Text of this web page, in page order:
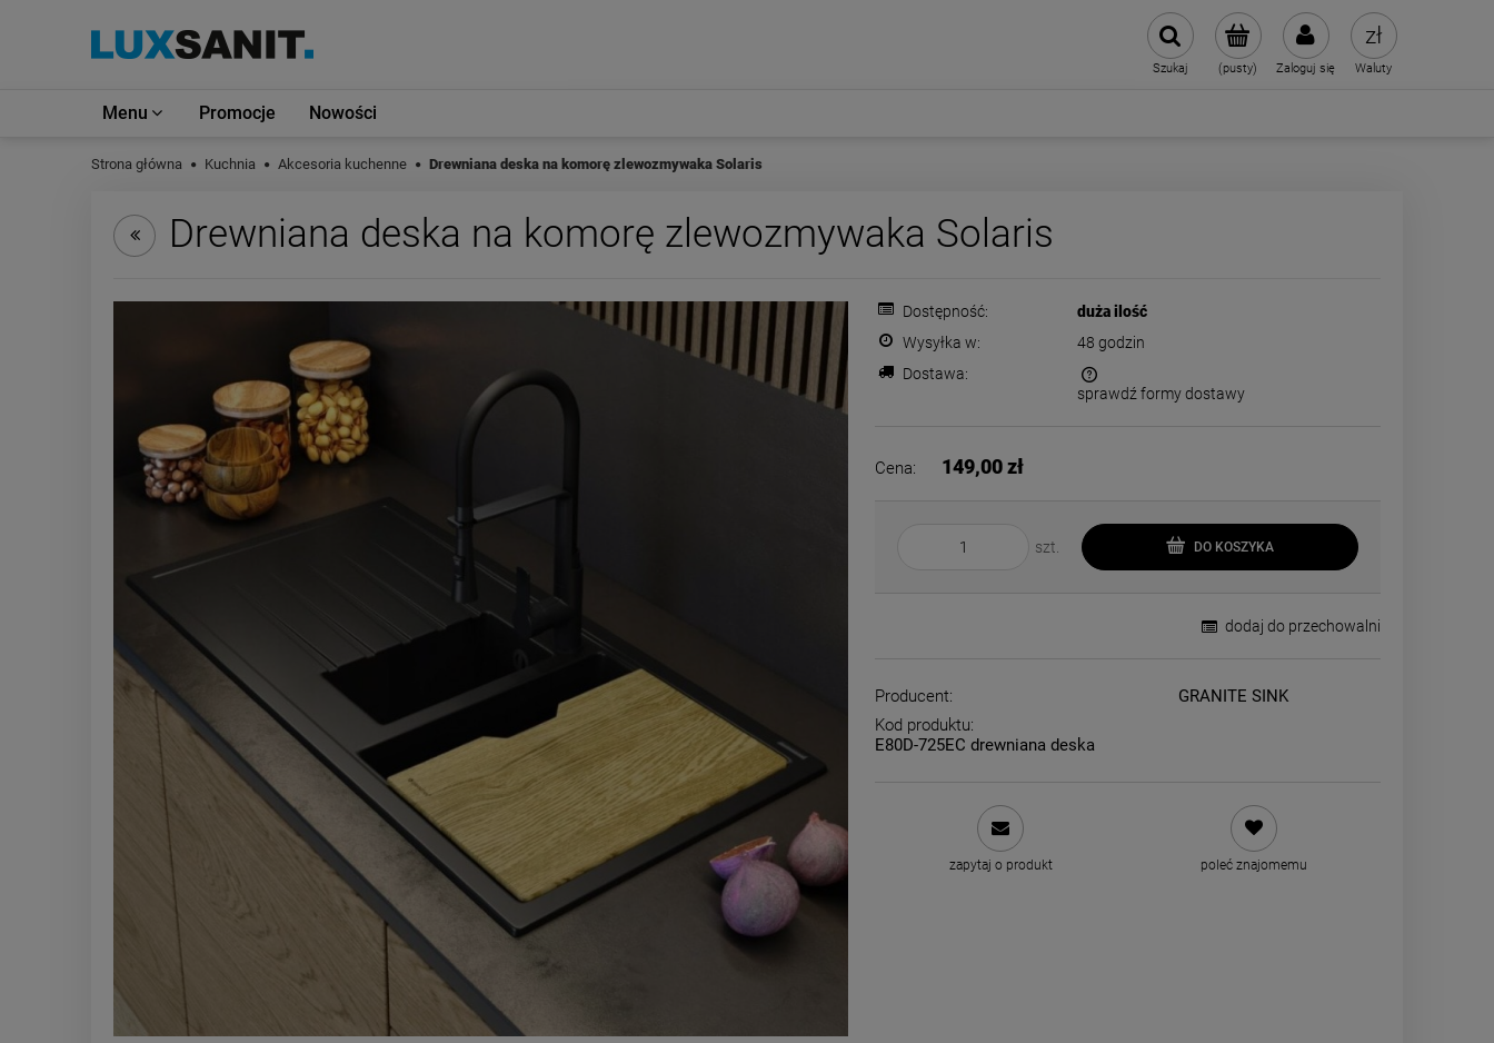
(pusty) Zaloguj się
Szukaj Waluty
Menu Promocje Nowości
Strona główna Kuchnia Akcesoria kuchenne Drewniana deska na komorę zlewozmywaka Solaris
Drewniana deska na komorę zlewozmywaka Solaris
Dostępność:
duża ilość
Wysyłka w:
48 godzin
Dostawa:
sprawdź formy dostawy
Cena: 149,00 zł
szt. DO KOSZYKA
dodaj do przechowalni
Producent:
GRANITE SINK
Kod produktu:
E80D-725EC drewniana deska
zapytaj o produkt poleć znajomemu